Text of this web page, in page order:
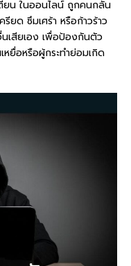
ยน ในออนไลน์ ถูกคนกลั่น
ยด ซึมเศร้า หรือก้าวร้าว
เสียเอง เพื่อป้องกันตัว
หยื่อหรือผู้กระทำย่อมเกิด